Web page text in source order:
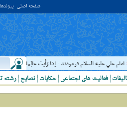
صفحه اصلی پیوندها
علي عليه السلام فرمودند : إذا رَأيتَ عالِما فَکُن لَهُ
رشته نصایح حکایات فعالیت های اجتماعی